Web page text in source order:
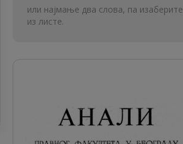
и
презиме
или најмање два слова, па изаберите
из листе.